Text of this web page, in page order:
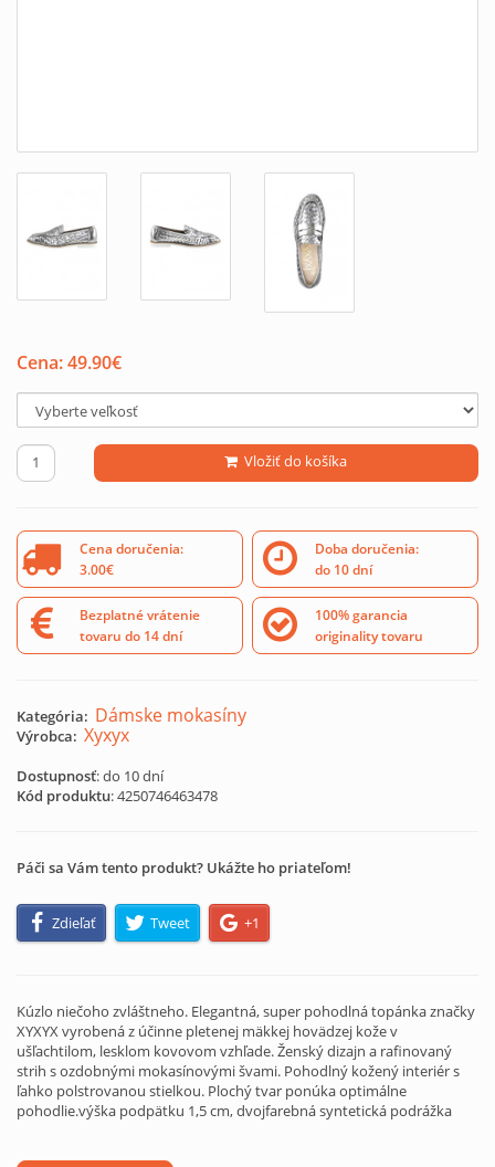
Cena:49.90€
Vložiť do košíka
Cena doručenia:
3.00€
Doba doručenia:
do 10 dní
Bezplatné vrátenie
tovaru do 14 dní
100% garancia
originality tovaru
Kategória: Dámske mokasíny
Výrobca: Xyxyx
Dostupnosť: do 10 dní
Kód produktu:4250746463478
Páči sa Vám tento produkt? Ukážte ho priateľom!
Zdieľať Tweet +1
Kúzlo niečoho zvláštneho. Elegantná, super pohodlná topánka značky
XYXYX vyrobená z účinne pletenej mäkkej hovädzej kože v
ušľachtilom, lesklom kovovom vzhľade. Ženský dizajn a rafinovaný
strih s ozdobnými mokasínovými švami. Pohodlný kožený interiér s
ľahko polstrovanou stielkou. Plochý tvar ponúka optimálne
pohodlie.výška podpätku 1,5 cm, dvojfarebná syntetická podrážka